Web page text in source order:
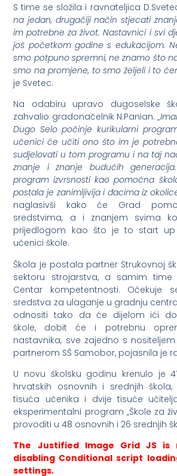
S time se složila i ravnateljica
na jedan, drugačiji način stjecati
im potrebne za život. Nastavnici i svi
još početkom godine s edukacijom.
smo potpuno spremni, ne znamo što
smo na promjene, to smo željeli i to
je Svetec.
Na odabiru upravo dugoselske
zahvalio gradonačelnik N.Panian.
Dugo Selo počinje kurikularni
učenici će učiti ono što im je
sudjelovati u tom programu i na taj
znanje i znanje budućih
program izvrsnosti kao pomoćna
postala je zanimljivija i đacima iz
naglasivši kako će Grad
sredstvima, a i znanjem svima
prijedlogom kao što je to start up
učenici škole.
Škola je postala partner Strukovnoj
sektoru strojarstva, a samim
Centar kompetentnosti. Očekuje
sredstva za ulaganje u gradnju
odnositi tako da će dijelom ići
škole, dobit će i potrebnu
nastavnika, sve zajedno s
partnerom SŠ Samobor, pojasnila je
U novu školsku godinu krenulo je
hrvatskih osnovnih i srednjih
tisuća učenika i dvije tisuće
eksperimentalni program „Škole za
provoditi u 48 osnovnih i 26 srednjih
The Justified Image Grid JS is
disabling Conditional script
settings.